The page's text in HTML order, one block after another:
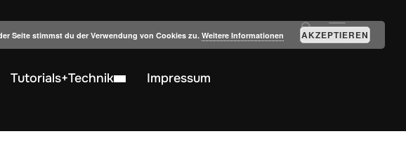
Tutorials+Technik
Impressum
Seite stimmst du der Verwendung von Cookies zu. Weitere Informationen AKZEPTIEREN